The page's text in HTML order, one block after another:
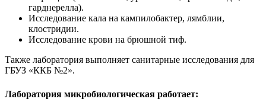
гарднерелла).
Исследование кала на кампилобактер, лямблии,
клостридии.
Исследование крови на брюшной тиф.
Также лаборатория выполняет санитарные исследования для
ГБУЗ «ККБ №2».
Лаборатория микробиологическая работает: